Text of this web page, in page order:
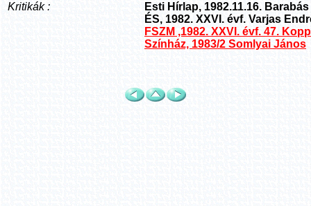
Kritikák :
Esti Hírlap, 1982.11.16.
ÉS, 1982. XXVI. évf. Varjas
FSZM ,1982. XXVI. évf. 47.
Színház, 1983/2 Somlyai János